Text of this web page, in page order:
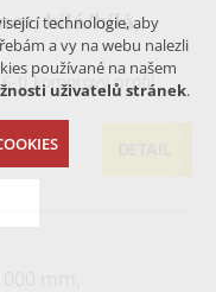
bílá/bílá,
ti komorový profil
technologie, aby
a vy na webu nalezli
používané na našem
uživatelů stránek.